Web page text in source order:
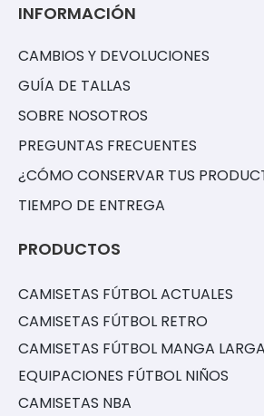
INFORMACIÓN
CAMBIOS Y DEVOLUCIONES
GUÍA DE TALLAS
SOBRE NOSOTROS
PREGUNTAS FRECUENTES
¿CÓMO CONSERVAR TUS
TIEMPO DE ENTREGA
PRODUCTOS
CAMISETAS FÚTBOL ACTUALES
CAMISETAS FÚTBOL RETRO
CAMISETAS FÚTBOL MANGA LARGA
EQUIPACIONES FÚTBOL NIÑOS
CAMISETAS NBA